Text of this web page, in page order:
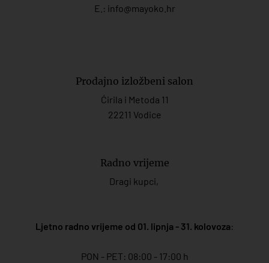
E.: info@mayoko. hr
Prodajno izložbeni salon
Ćirila i Metoda 11
22211 Vodice
Radno vrijeme
Dragi kupci,
Ljetno radno vrijeme od 01. lipnja - 31. kolovoza:
PON - PET: 08:00 - 17:00 h